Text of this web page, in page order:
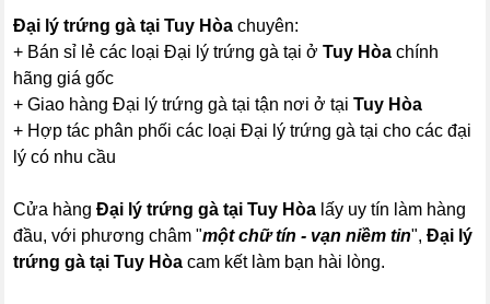
Đại lý trứng gà tại Tuy Hòachuyên:
+ Bán sỉ lẻ các loại Đại lý trứng gà tại ởTuy Hòa chính
hãng giá gốc
+ Giao hàng Đại lý trứng gà tại tận nơi ở tạiTuy Hòa
+ Hợp tác phân phối các loại Đại lý trứng gà tại cho các đại
lý có nhu cầu
Cửa hàngĐại lý trứng gà tại Tuy Hòa lấy uy tín làm hàng
đầu, với phương châm "một chữ tín - vạn niềm tin",Đại lý
trứng gà tại Tuy Hòa cam kết làm bạn hài lòng.